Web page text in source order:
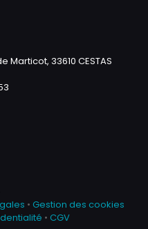
Marticot, 33610 CESTAS
• Gestion des cookies
• CGV